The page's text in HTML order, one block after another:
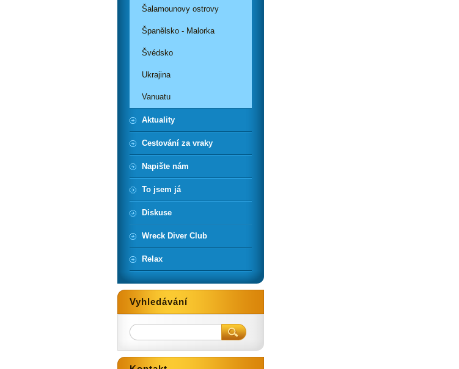
Šalamounovy ostrovy
Španělsko - Malorka
Švédsko
Ukrajina
Vanuatu
Aktuality
Cestování za vraky
Napište nám
To jsem já
Diskuse
Wreck Diver Club
Relax
Vyhledávání